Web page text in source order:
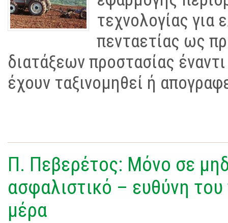
τεχνολογίας για
πενταετίας ως
διατάξεων προστασίας
έχουν ταξινομηθεί ή
Π. Πεβερέτος: Μόνο σε
ασφαλιστικό – ευθύνη
μέρα